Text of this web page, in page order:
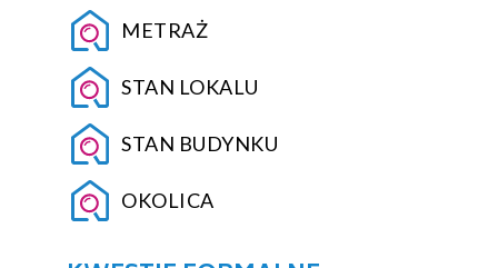
METRAŻ
STAN LOKALU
STAN BUDYNKU
OKOLICA